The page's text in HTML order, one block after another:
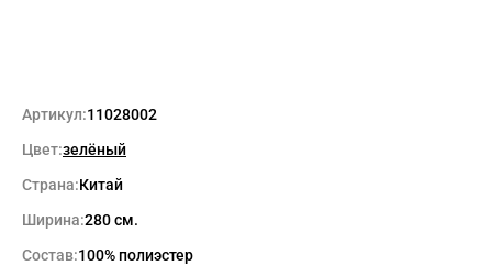
Артикул:11028002
Цвет:зелёный
Страна:Китай
Ширина:280 см.
Состав:100% полиэстер